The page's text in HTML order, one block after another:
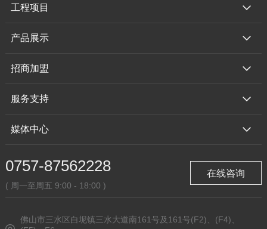
工程项目
产品展示
招商加盟
服务支持
媒体中心
0757-87562228
( 周一至周五 9:00 - 18:00 )
在线咨询
佛山市三水区白坭镇三水大道南161号及161号(F2)、(F4)、